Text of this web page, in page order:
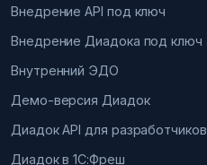
Внедрение API под ключ
Внедрение Диадока под ключ
Внутренний ЭДО
Демо-версия Диадок
Диадок API для разработчиков
Диадок в 1С:Фреш